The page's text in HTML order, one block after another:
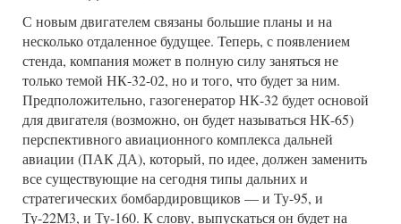
С новым двигателем связаны большие планы и на
несколько отдаленное будущее. Теперь, с появлением
стенда, компания может в полную силу заняться не
только темой НК-32-02, но и того, что будет за ним.
Предположительно, газогенератор НК-32 будет основой
для двигателя (возможно, он будет называться НК-65)
перспективного авиационного комплекса дальней
авиации (ПАК ДА), который, по идее, должен заменить
все существующие на сегодня типы дальних и
стратегических бомбардировщиков — и Ту-95, и
Ту-22М3, и Ту-160. К слову, выпускаться он будет на